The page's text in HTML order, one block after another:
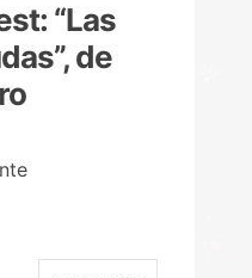
“Las
de